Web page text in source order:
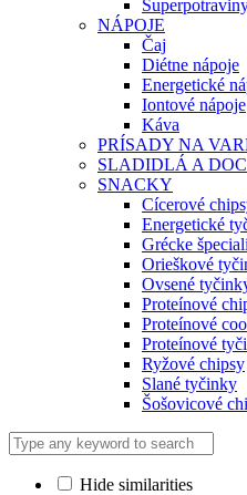
NÁPOJE
Čaj
Diétne nápoje
Energetické
Iontové nápoje
Káva
PRÍSADY NA
SLADIDLÁ A
SNACKY
Cícerové
Energetické
Grécke
Orieškové
Ovsené
Proteínové
Proteínové
Proteínové
Ryžové chipsy
Slané tyčinky
Šošovicové
Hide similarities